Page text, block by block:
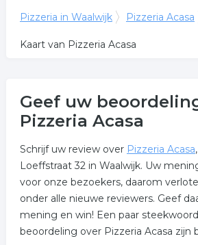
Pizzeria in Waalwijk Pizzeria Acasa
Kaart van Pizzeria Acasa
Geef uw
Pizzeria Acasa
Schrijf uw review over Pizzeria Acasa
Loeffstraat 32 in Waalwijk. Uw
voor onze bezoekers, daarom
onder alle nieuwe reviewers. Geef
mening en win! Een paar
beoordeling over Pizzeria Acasa zijn